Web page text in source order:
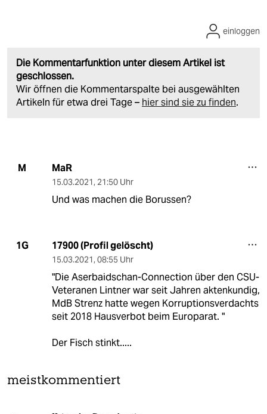
Die Kommentarfunktion unter diesem Artikel ist
geschlossen.
Wir öffnen die Kommentarspalte bei ausgewählten
Artikeln für etwa drei Tage – hier sind sie zu finden.
einloggen
M MaR
15.03.2021, 21:50 Uhr
Und was machen die Borussen?
1G 17900 (Profil gelöscht)
15.03.2021, 08:55 Uhr
"Die Aserbaidschan-Connection über den CSU-
Veteranen Lintner war seit Jahren aktenkundig,
MdB Strenz hatte wegen Korruptionsverdachts
seit 2018 Hausverbot beim Europarat. "
Der Fisch stinkt.....
meistkommentiert